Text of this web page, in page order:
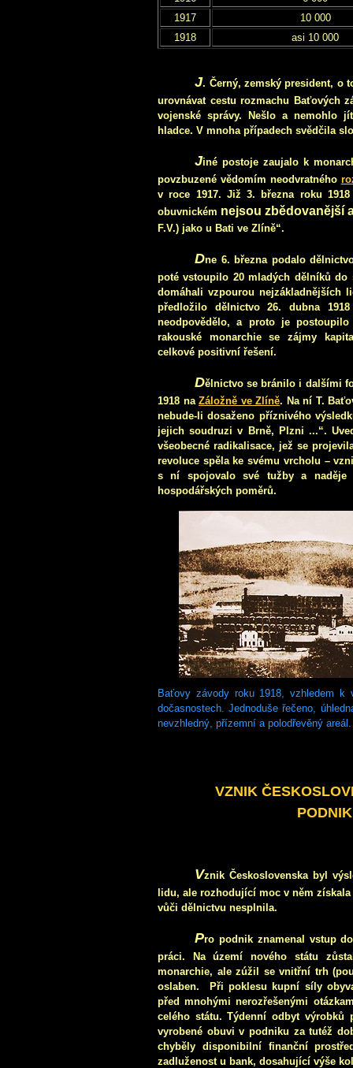
1917
10 000
1918
asi 10 000
J. Černý, zemský president, o
urovnávat cestu rozmachu Baťových
vojenské správy. Nešlo a nemohlo
hladce. V mnoha případech svědčila
Jiné postoje zaujalo k
povzbuzené vědomím neodvratného
v roce 1917. Již 3. března roku
obuvnickém nejsou zbědovanější
F.V.) jako u Bati ve Zlíně“.
Dne 6. března podalo
poté vstoupilo 20 mladých dělníků do
domáhali vzpourou nejzákladnějších
předložilo dělnictvo 26. dubna
neodpovědělo, a proto je
rakouské monarchie se zájmy
celkové positivní řešení.
Dělnictvo se bránilo i dalšími
1918 naZáložně ve Zlíně. Na ní T.
nebude-li dosaženo příznivého
jejich soudruzi v Brně, Plzni ...“.
všeobecné radikalisace, jež se
revoluce spěla ke svému vrcholu –
s ní spojovalo své tužby a naděje
hospodářských poměrů.
Baťovy závody roku 1918, vzhledem k
dočasnostech. Jednoduše řečeno,
nevzhledný, přízemní a polodřevěný
VZNIK
Vznik Československa byl
lidu, ale rozhodující moc v něm
vůči dělnictvu nesplnila.
Pro podnik znamenal vstup
práci. Na území nového státu
monarchie, ale zúžil se vnitřní trh
oslaben.
Při poklesu kupní síly
před mnohými nerozřešenými
celého státu. Týdenní odbyt výrobků
vyrobené obuvi v podniku za tutéž
chyběly disponibilní finanční
zadluženost u bank, dosahující výše